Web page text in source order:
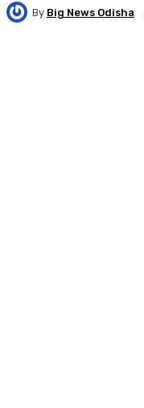
By Big News Odisha